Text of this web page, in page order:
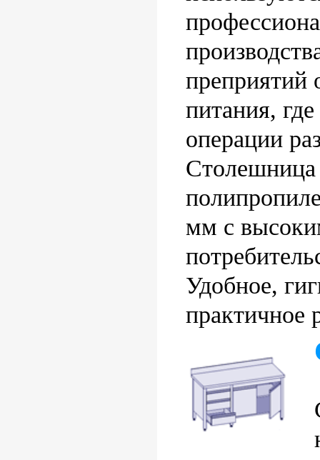
преприятий
питания,
операции
Cтолешница
мм с
Удобное,
практичное